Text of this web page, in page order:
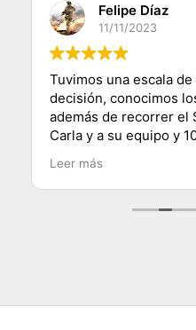
Felipe Díaz
11/11/2023
Tuvimos una escala
decisión, conocimos
además de recorrer el
Carla y a su equipo y
saludos desde Chile.
Leer más